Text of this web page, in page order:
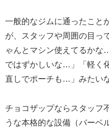
一般的なジムに通ったこと
が、スタッフや周囲の目っ
ゃんとマシン使えてるか
ではずかしいな…」「軽く
直しでポーチも…」みたいな
チョコザップならスタッフ
うな本格的な設備（バーベ